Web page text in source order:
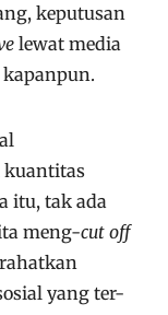
keputusan
lewat media
kuantitas
itu, tak ada
meng-cut off
yang ter-